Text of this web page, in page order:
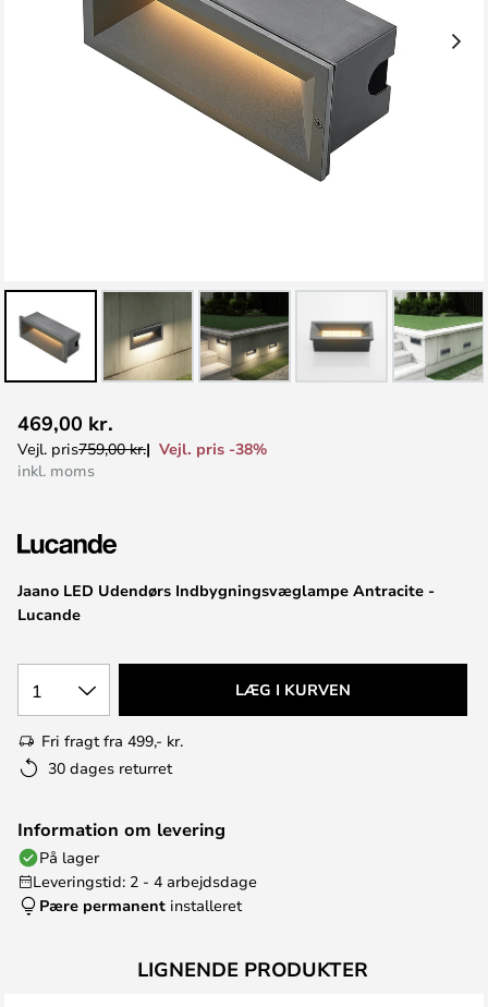
til
starten
Jaano LED Udendørs Indbygningsvæglampe Antracite -
Lucande
469,00 kr.
Vejl. pris759,00 kr.
Vejl. pris -38%
inkl. moms
1 LÆG I KURVEN
Fri fragt fra 499,- kr.
30 dages returret
Information om levering
På lager
Leveringstid: 2 - 4 arbejdsdage
Pære permanent installeret
LIGNENDE PRODUKTER